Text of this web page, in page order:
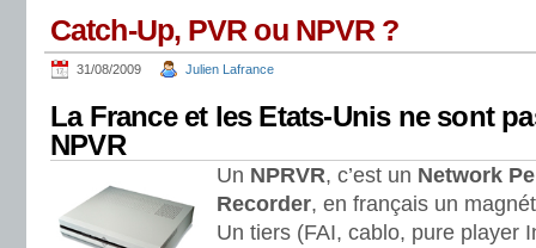
Catch-Up, PVR ou NPVR ?
31/08/2009 Julien Lafrance
La France et les Etats-Unis ne sont
NPVR
Un NPRVR, c’est un Network
Recorder, en français un
Un tiers (FAI, cablo, pure player